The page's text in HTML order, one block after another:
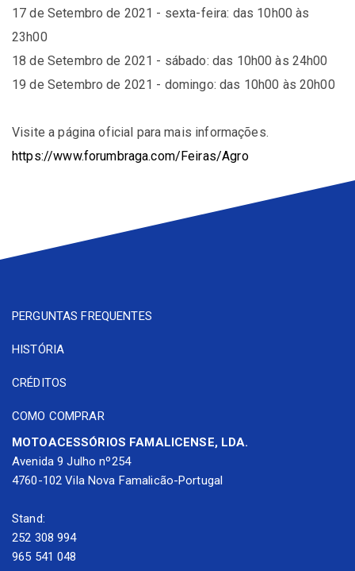
17 de Setembro de 2021 - sexta-feira: das 10h00 às
23h00
18 de Setembro de 2021 - sábado: das 10h00 às 24h00
19 de Setembro de 2021 - domingo: das 10h00 às 20h00
Visite a página oficial para mais informações.
https://www.forumbraga.com/Feiras/Agro
PERGUNTAS FREQUENTES
HISTÓRIA
CRÉDITOS
COMO COMPRAR
MOTOACESSÓRIOS FAMALICENSE, LDA.
Avenida 9 Julho nº254
4760-102 Vila Nova Famalicão-Portugal
Stand:
252 308 994
965 541 048